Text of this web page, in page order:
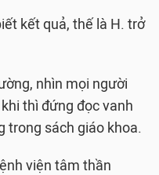
kết quả, thế là H. trở
nhìn mọi người
thì đứng đọc vanh
trong sách giáo khoa.
viện tâm thần